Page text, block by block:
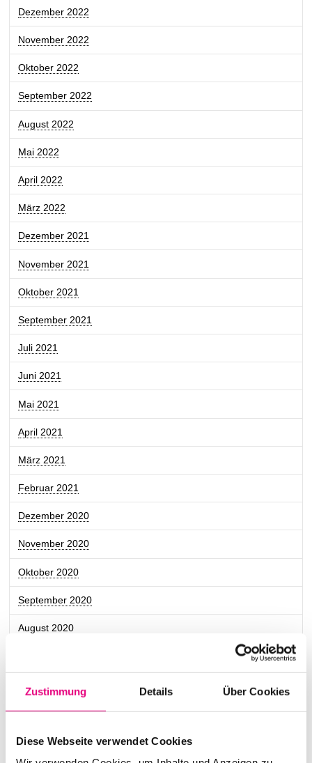
Zustimmung Details Über Cookies
Diese Webseite verwendet Cookies
Dezember 2022
November 2022
Oktober 2022
September 2022
August 2022
Mai 2022
April 2022
März 2022
Dezember 2021
November 2021
Oktober 2021
September 2021
Juli 2021
Juni 2021
Mai 2021
April 2021
März 2021
Februar 2021
Dezember 2020
November 2020
Oktober 2020
September 2020
August 2020
Mai 2020
April 2020